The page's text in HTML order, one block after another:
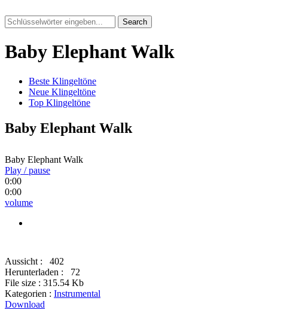
Search
Baby Elephant Walk
Beste Klingeltöne
Neue Klingeltöne
Top Klingeltöne
Baby Elephant Walk
Baby Elephant Walk
Play / pause
0:00
0:00
volume
Aussicht :
402
Herunterladen :
72
File size : 315.54 Kb
Kategorien : Instrumental
Download